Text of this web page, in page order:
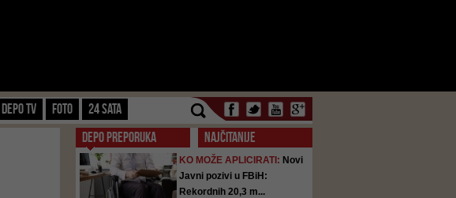
Depo TV FOTO 24 SATA
DEPO PREPORUKA NAJČITANIJE
KO MOŽE APLICIRATI: Novi
Javni pozivi u FBiH:
Rekordnih 20,3 m...